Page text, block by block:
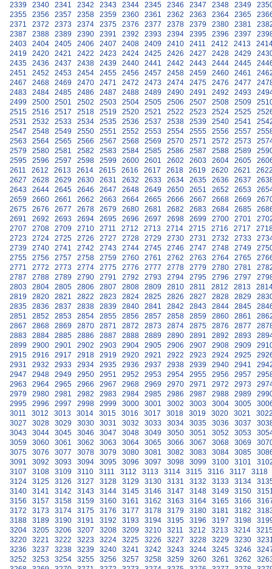
2339
2340 2341 2342 2343 2344 2345 2346 2347 2348 2349
2355
2356 2357 2358 2359 2360 2361 2362 2363 2364 2365
2371
2372 2373 2374 2375 2376 2377 2378 2379 2380 2381
2387
2388 2389 2390 2391 2392 2393 2394 2395 2396 2397
2403
2404 2405 2406 2407 2408 2409 2410 2411 2412 2413
2419
2420 2421 2422 2423 2424 2425 2426 2427 2428 2429
2435
2436 2437 2438 2439 2440 2441 2442 2443 2444 2445
2451
2452 2453 2454 2455 2456 2457 2458 2459 2460 2461
2467
2468 2469 2470 2471 2472 2473 2474 2475 2476 2477
2483
2484 2485 2486 2487 2488 2489 2490 2491 2492 2493
2499
2500 2501 2502 2503 2504 2505 2506 2507 2508 2509
2515
2516 2517 2518 2519 2520 2521 2522 2523 2524 2525
2531
2532 2533 2534 2535 2536 2537 2538 2539 2540 2541
2547
2548 2549 2550 2551 2552 2553 2554 2555 2556 2557
2563
2564 2565 2566 2567 2568 2569 2570 2571 2572 2573
2579
2580 2581 2582 2583 2584 2585 2586 2587 2588 2589
2595
2596 2597 2598 2599 2600 2601 2602 2603 2604 2605
2611
2612 2613 2614 2615 2616 2617 2618 2619 2620 2621
2627
2628 2629 2630 2631 2632 2633 2634 2635 2636 2637
2643
2644 2645 2646 2647 2648 2649 2650 2651 2652 2653
2659
2660 2661 2662 2663 2664 2665 2666 2667 2668 2669
2675
2676 2677 2678 2679 2680 2681 2682 2683 2684 2685
2691
2692 2693 2694 2695 2696 2697 2698 2699 2700 2701
2707
2708 2709 2710 2711 2712 2713 2714 2715 2716 2717
2723
2724 2725 2726 2727 2728 2729 2730 2731 2732 2733
2739
2740 2741 2742 2743 2744 2745 2746 2747 2748 2749
2755
2756 2757 2758 2759 2760 2761 2762 2763 2764 2765
2771
2772 2773 2774 2775 2776 2777 2778 2779 2780 2781
2787
2788 2789 2790 2791 2792 2793 2794 2795 2796 2797
2803
2804 2805 2806 2807 2808 2809 2810 2811 2812 2813
2819
2820 2821 2822 2823 2824 2825 2826 2827 2828 2829
2835
2836 2837 2838 2839 2840 2841 2842 2843 2844 2845
2851
2852 2853 2854 2855 2856 2857 2858 2859 2860 2861
2867
2868 2869 2870 2871 2872 2873 2874 2875 2876 2877
2883
2884 2885 2886 2887 2888 2889 2890 2891 2892 2893
2899
2900 2901 2902 2903 2904 2905 2906 2907 2908 2909
2915
2916 2917 2918 2919 2920 2921 2922 2923 2924 2925
2931
2932 2933 2934 2935 2936 2937 2938 2939 2940 2941
2947
2948 2949 2950 2951 2952 2953 2954 2955 2956 2957
2963
2964 2965 2966 2967 2968 2969 2970 2971 2972 2973
2979
2980 2981 2982 2983 2984 2985 2986 2987 2988 2989
2995
2996 2997 2998 2999 3000 3001 3002 3003 3004 3005
3011
3012 3013 3014 3015 3016 3017 3018 3019 3020 3021
3027
3028 3029 3030 3031 3032 3033 3034 3035 3036 3037
3043
3044 3045 3046 3047 3048 3049 3050 3051 3052 3053
3059
3060 3061 3062 3063 3064 3065 3066 3067 3068 3069
3075
3076 3077 3078 3079 3080 3081 3082 3083 3084 3085
3091
3092 3093 3094 3095 3096 3097 3098 3099 3100 3101
3107
3108 3109 3110 3111 3112 3113 3114 3115 3116 3117
3118
3124
3125 3126 3127 3128 3129 3130 3131 3132 3133 3134
3140
3141 3142 3143 3144 3145 3146 3147 3148 3149 3150
3156
3157 3158 3159 3160 3161 3162 3163 3164 3165 3166
3172
3173 3174 3175 3176 3177 3178 3179 3180 3181 3182
3188
3189 3190 3191 3192 3193 3194 3195 3196 3197 3198
3204
3205 3206 3207 3208 3209 3210 3211 3212 3213 3214
3220
3221 3222 3223 3224 3225 3226 3227 3228 3229 3230
3236
3237 3238 3239 3240 3241 3242 3243 3244 3245 3246
3252
3253 3254 3255 3256 3257 3258 3259 3260 3261 3262